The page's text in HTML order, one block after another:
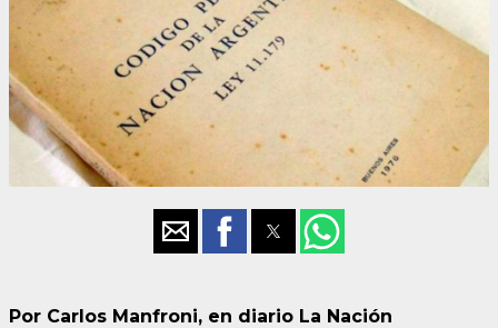
Por Carlos Manfroni, en diario La Nación